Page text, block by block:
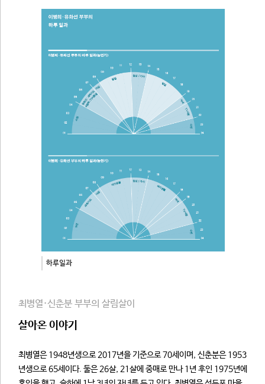
하루일과
최병열·신춘분 부부의 살림살이
살아온 이야기
최병열은 1948년생으로 2017년을 기준으로 70세이며, 신춘분은 1953
년생으로 65세이다. 둘은 26살, 21살에 중매로 만나 1년 후인 1975년에